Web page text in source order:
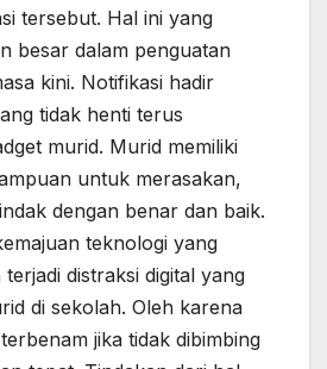
tersebut. Hal ini yang
besar dalam penguatan
kini. Notifikasi hadir
tidak henti terus
murid. Murid memiliki
untuk merasakan,
dengan benar dan baik.
teknologi yang
distraksi digital yang
di sekolah. Oleh karena
jika tidak dibimbing